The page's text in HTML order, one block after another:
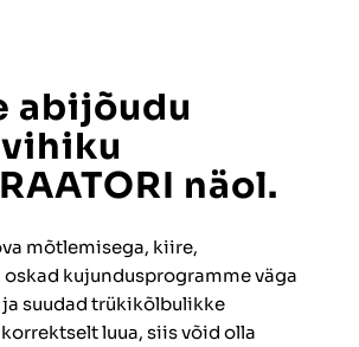
abijõudu
näol.
mõtlemisega, kiire,
kujundusprogramme väga
suudad trükikõlbulikke
luua, siis võid olla